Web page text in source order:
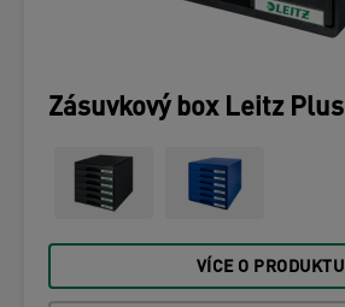
Zásuvkový box Leitz Plus
VÍCE O PRODUKTU